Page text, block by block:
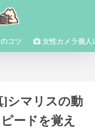
コツ 女性カメラ個人
]シマリスの動
ードを覚え